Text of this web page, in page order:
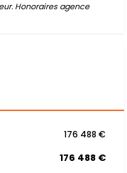
Honoraires agence
176 488 €
176 488 €